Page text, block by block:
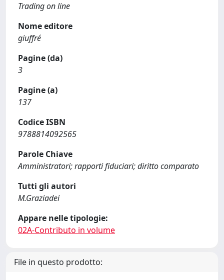
Trading on line
Nome editore
giuffré
Pagine (da)
3
Pagine (a)
137
Codice ISBN
9788814092565
Parole Chiave
Amministratori; rapporti fiduciari; diritto comparato
Tutti gli autori
M.Graziadei
Appare nelle tipologie:
02A-Contributo in volume
File in questo prodotto: